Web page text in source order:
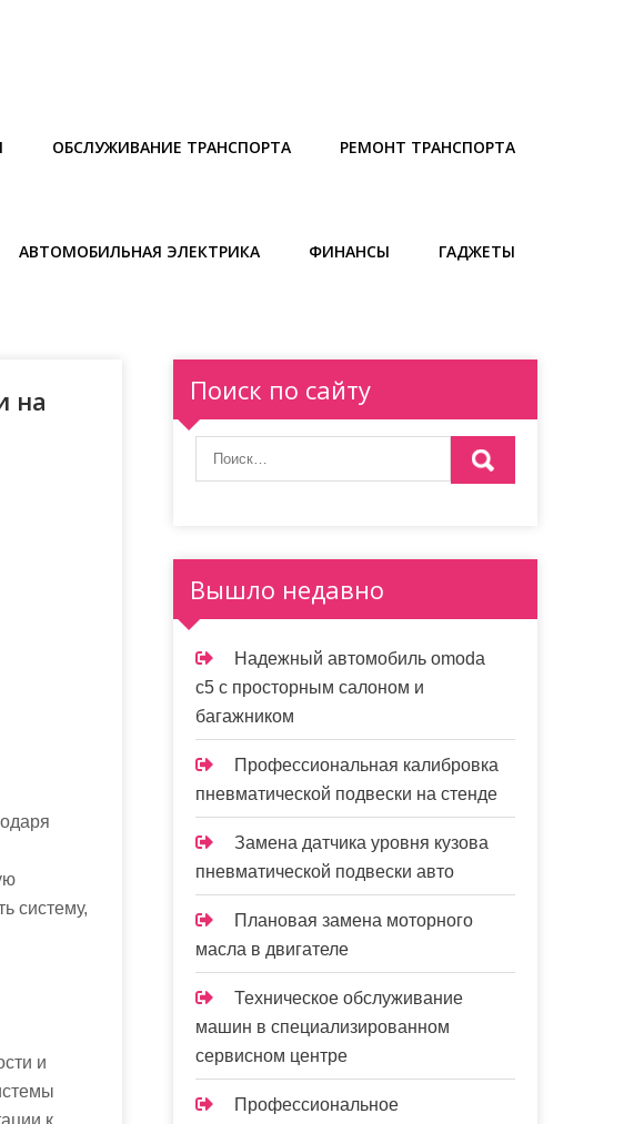
ОБСЛУЖИВАНИЕ ТРАНСПОРТА РЕМОНТ ТРАНСПОРТА
АВТОМОБИЛЬНАЯ ЭЛЕКТРИКА ФИНАНСЫ ГАДЖЕТЫ
на
систему,
и
к
Поиск по сайту
Вышло недавно
Надежный автомобиль omoda
с5 с просторным салоном и
багажником
Профессиональная калибровка
пневматической подвески на стенде
Замена датчика уровня кузова
пневматической подвески авто
Плановая замена моторного
масла в двигателе
Техническое обслуживание
машин в специализированном
сервисном центре
Профессиональное